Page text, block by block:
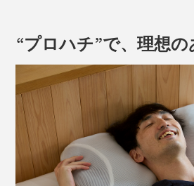
“プロハチ”で、理想